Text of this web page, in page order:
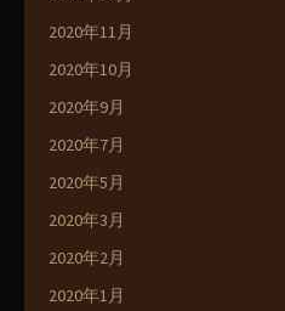
2020年11月
2020年10月
2020年9月
2020年7月
2020年5月
2020年3月
2020年2月
2020年1月